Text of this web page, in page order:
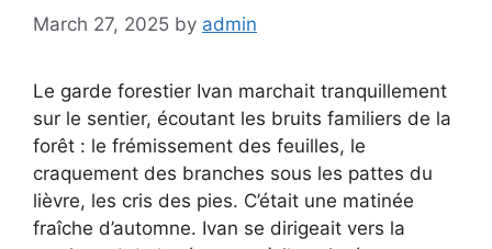
March 27, 2025 by admin
Le garde forestier Ivan marchait tranquillement
sur le sentier, écoutant les bruits familiers de la
forêt : le frémissement des feuilles, le
craquement des branches sous les pattes du
lièvre, les cris des pies. C’était une matinée
fraîche d’automne. Ivan se dirigeait vers la